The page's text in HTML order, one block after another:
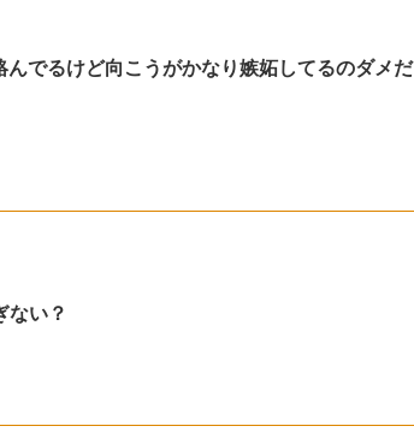
んでるけど向こうがかなり嫉妬してるのダメだ
ない？